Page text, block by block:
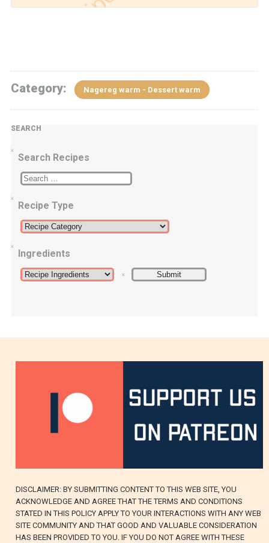
Category: Nagereg warm - Dessert warm
SEARCH
Search Recipes
Recipe Type
Ingredients
DISCLAIMER: BY SUBMITTING CONTENT TO THIS WEB SITE, YOU
ACKNOWLEDGE AND AGREE THAT THE TERMS AND CONDITIONS
STATED IN THIS POLICY APPLY TO YOUR INTERACTIONS WITH ANY WEB
SITE COMMUNITY AND THAT GOOD AND VALUABLE CONSIDERATION
HAS BEEN PROVIDED TO YOU. IF YOU DO NOT AGREE WITH THESE